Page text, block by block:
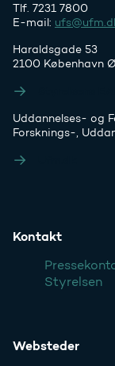
Tlf. 7231 7800
E-mail:
Haraldsgade 53
2100 København Ø
Uddannelses- og
Forsknings-,
Kontakt
Styrelsen
Websteder